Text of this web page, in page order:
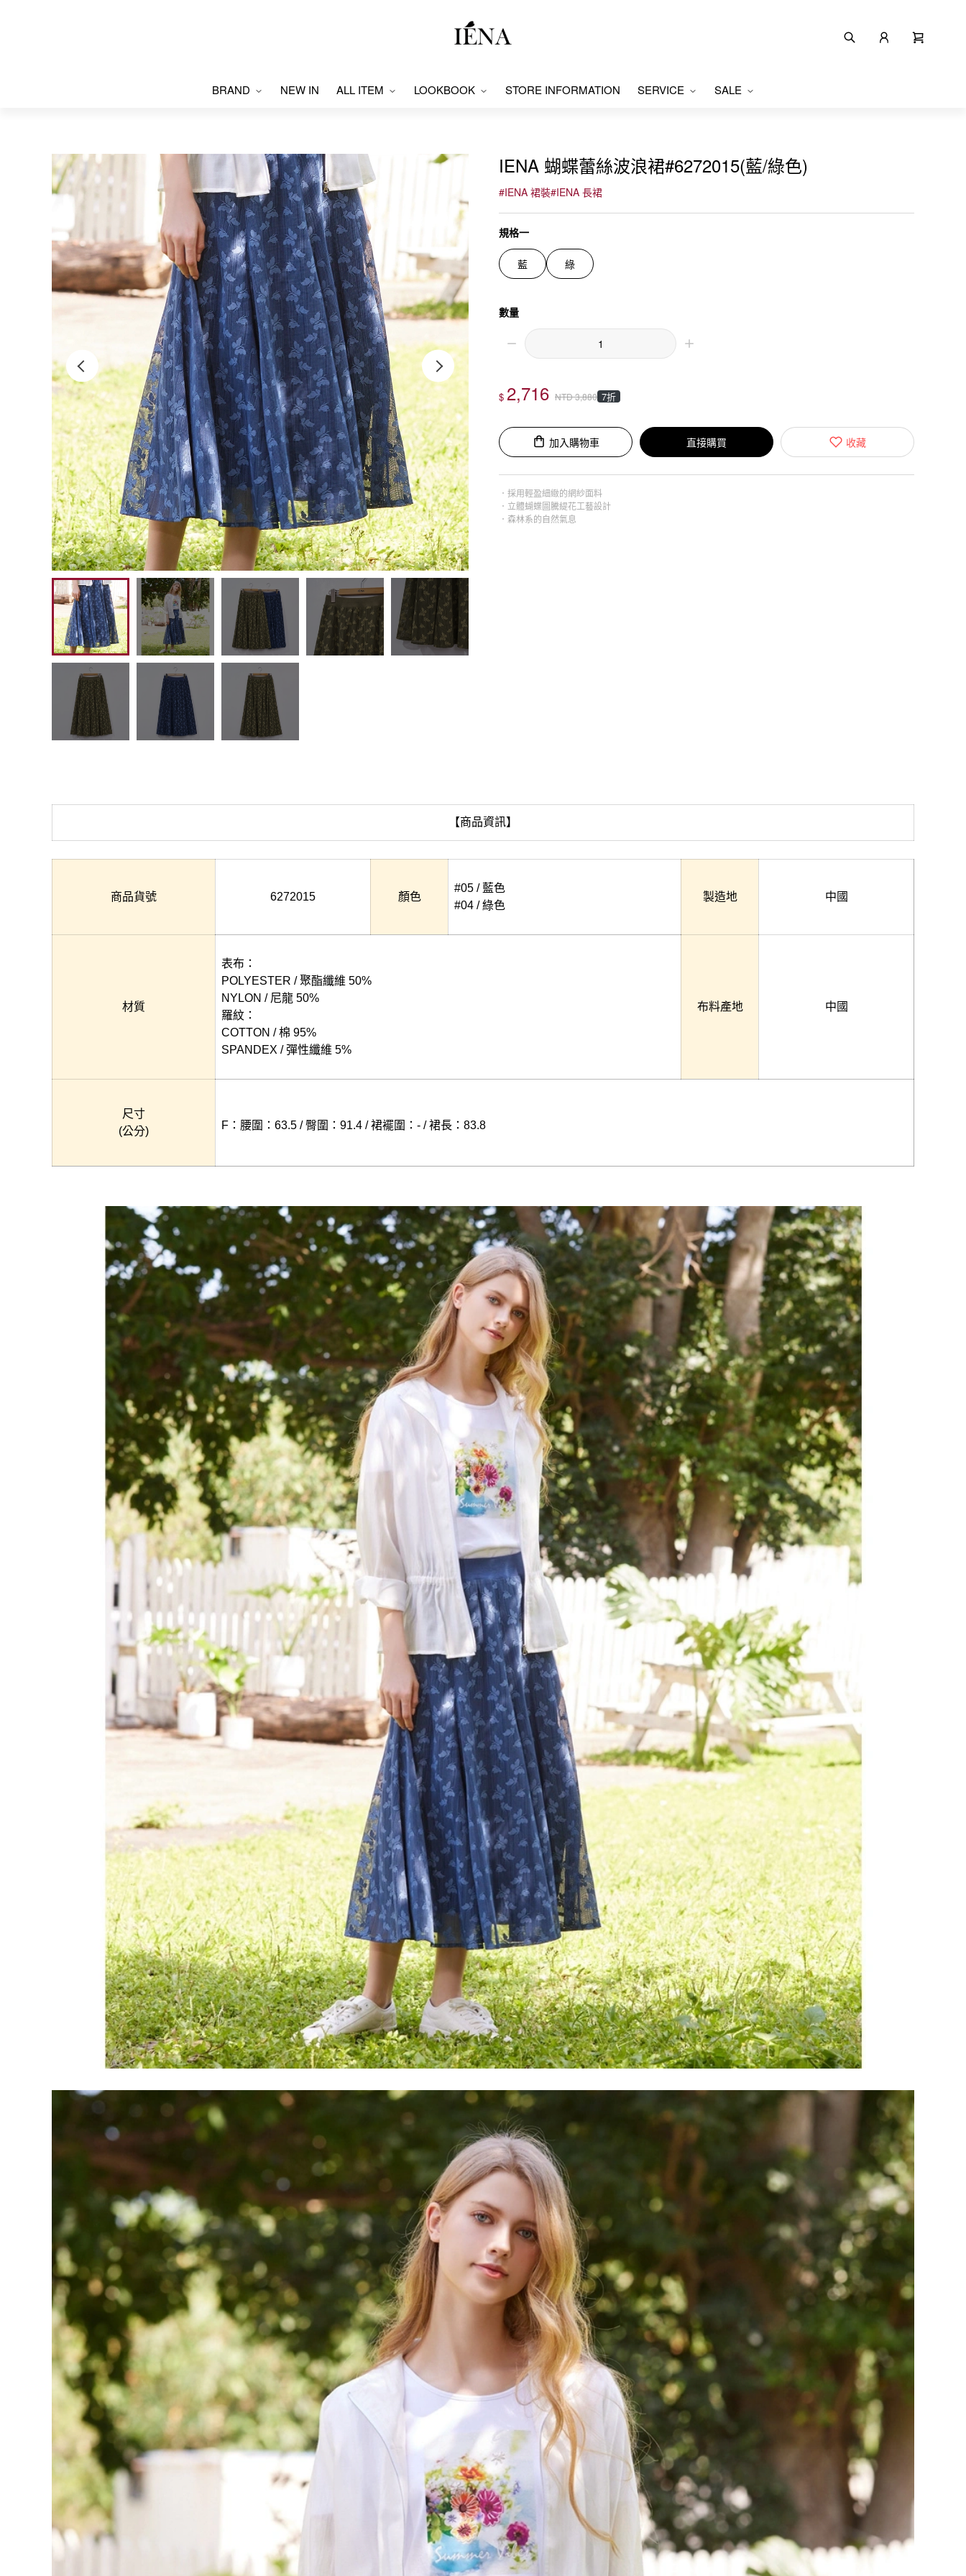
BRAND NEW IN ALL ITEM LOOKBOOK STORE INFORMATION SERVICE SALE
IENA 蝴蝶蕾絲波浪裙#6272015(藍/綠色)
#IENA 裙裝#IENA 長裙
規格一
藍 綠
數量
$ 2,716 NTD3,880 7折
加入購物車 直接購買 收藏
．採用輕盈細緻的網紗面料
．立體蝴蝶圖騰緹花工藝設計
．森林系的自然氣息
【商品資訊】
商品貨號 6272015 顏色
#05 / 藍色
#04 / 綠色
製造地 中國
材質
表布：
POLYESTER / 聚酯纖維 50%
NYLON / 尼龍 50%
羅紋：
COTTON / 棉 95%
SPANDEX / 彈性纖維 5%
布料產地 中國
尺寸
(公分)
F：腰圍：63.5 / 臀圍：91.4 / 裙襬圍：- / 裙長：83.8